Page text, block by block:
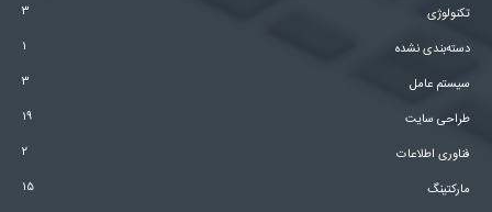
تکنولوژی
۳
دسته‌بندی نشده
۱
سیستم عامل
۳
طراحی سایت
۱۹
فناوری اطلاعات
۲
مارکتینگ
۱۵